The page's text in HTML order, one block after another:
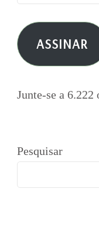
de
e-
mail ASSINAR
Junte-se a 6.222
Pesquisar